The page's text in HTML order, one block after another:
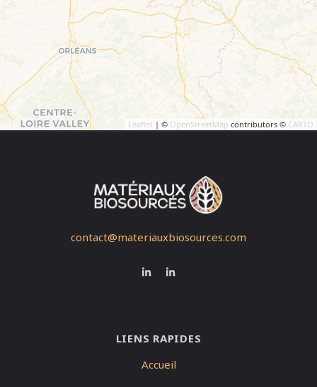
Leaflet | © OpenStreetMap contributors © CARTO
contact@materiauxbiosources.com
LIENS RAPIDES
Accueil